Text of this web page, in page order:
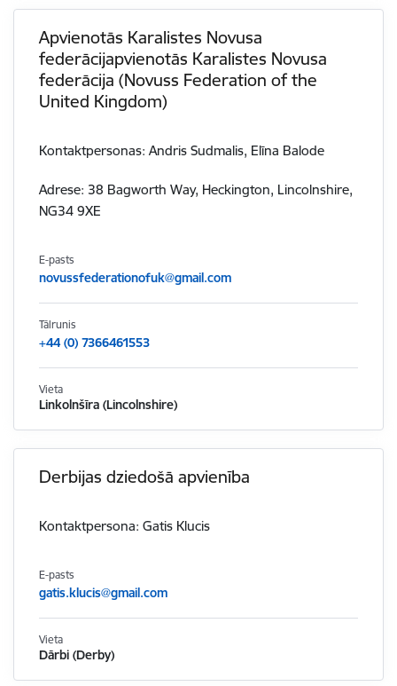
Apvienotās Karalistes Novusa
federācijapvienotās Karalistes Novusa
federācija (Novuss Federation of the
United Kingdom)
Kontaktpersonas: Andris Sudmalis, Elīna Balode
Adrese: 38 Bagworth Way, Heckington, Lincolnshire,
NG34 9XE
E-pasts
novussfederationofuk@gmail.com
Tālrunis
+44 (0) 7366461553
Vieta
Linkolnšīra (Lincolnshire)
Derbijas dziedošā apvienība
Kontaktpersona: Gatis Klucis
E-pasts
gatis.klucis@gmail.com
Vieta
Dārbi (Derby)